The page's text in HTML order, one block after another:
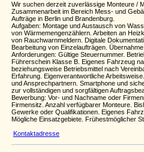
Wir suchen derzeit zuverlässige Monteure /
Zusammenarbeit im Bereich Mess- und
Aufträge in Berlin und Brandenburg.
Aufgaben: Montage und Austausch von
von Wärmemengenzählern. Arbeiten an
von Rauchwarnmeldern. Digitale
Bearbeitung von Einzelaufträgen.
Anforderungen: Gültige Steuernummer.
Führerschein Klasse B. Eigenes Fahrzeug
beziehungsweise Betriebsmittel nach
Erfahrung. Eigenverantwortliche
und Ansprechpartnern. Smartphone und
zur vollständigen und sorgfältigen
Bewerbung: Vor- und Nachname oder
Firmensitz. Anzahl verfügbarer Monteure.
Gewerke oder Qualifikationen. Eigenes
Mögliche Einsatzgebiete. Frühestmöglicher
Kontaktadresse